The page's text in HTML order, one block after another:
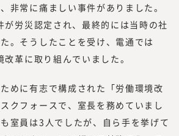
非常に痛ましい事件がありました。
労災認定され、最終的には当時の社
。そうしたことを受け、電通では
革に取り組んでいました。
めに有志で構成された「労働環境改
クフォースで、室長を務めていまし
室員は3人でしたが、自ら手を挙げて